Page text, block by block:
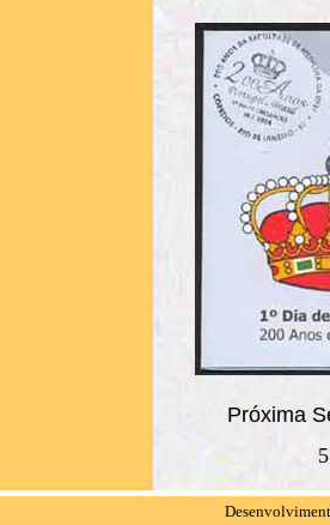
Próxima